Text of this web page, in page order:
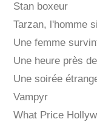
Stan boxeur
Tarzan, l'homme
Une femme
Une heure près
Une soirée
Vampyr
What Price